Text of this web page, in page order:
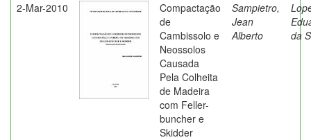
2-Mar-2010
Compactação
de
Cambissolo e
Neossolos
Causada
Pela Colheita
de Madeira
com Feller-
buncher e
Skidder
Sampietro,
Jean
Alberto
da